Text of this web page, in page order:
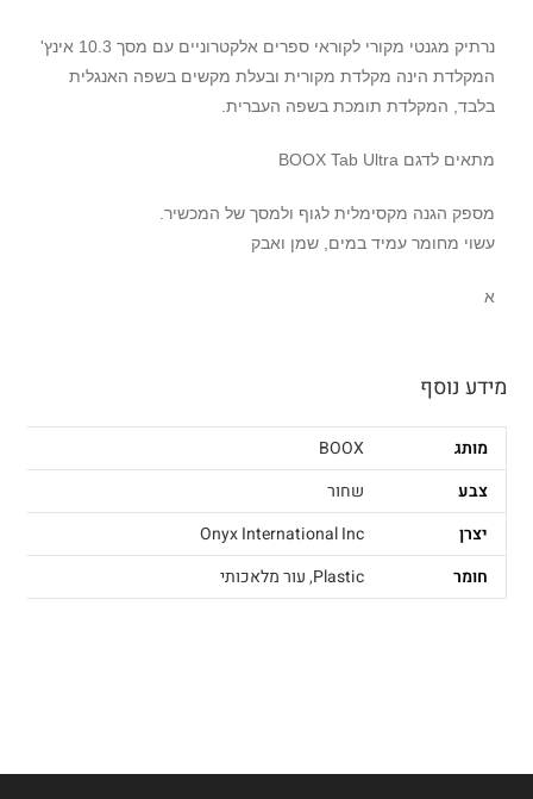
נרתיק מגנטי מקורי לקוראי ספרים אלקטרוניים עם מסך 10.3 אינץ'
המקלדת הינה מקלדת מקורית ובעלת מקשים בשפה האנגלית
בלבד, המקלדת תומכת בשפה העברית.
מתאים לדגם BOOX Tab Ultra
מספק הגנה מקסימלית לגוף ולמסך של המכשיר.
עשוי מחומר עמיד במים, שמן ואבק
א
מידע נוסף
מותג
BOOX
צבע
שחור
יצרן
Onyx International Inc
חומר
Plastic
,עור מלאכותי